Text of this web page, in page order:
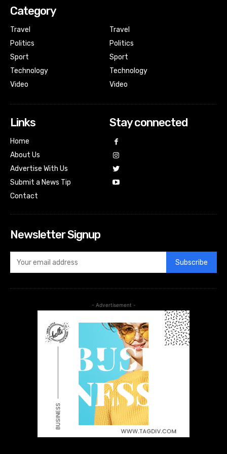
Category
Travel
Politics
Sport
Technology
Video
Travel
Politics
Sport
Technology
Video
Links
Home
About Us
Advertise With Us
Submit a News Tip
Contact
Stay connected
Newsletter Signup
Subscribe
- Advertisement -